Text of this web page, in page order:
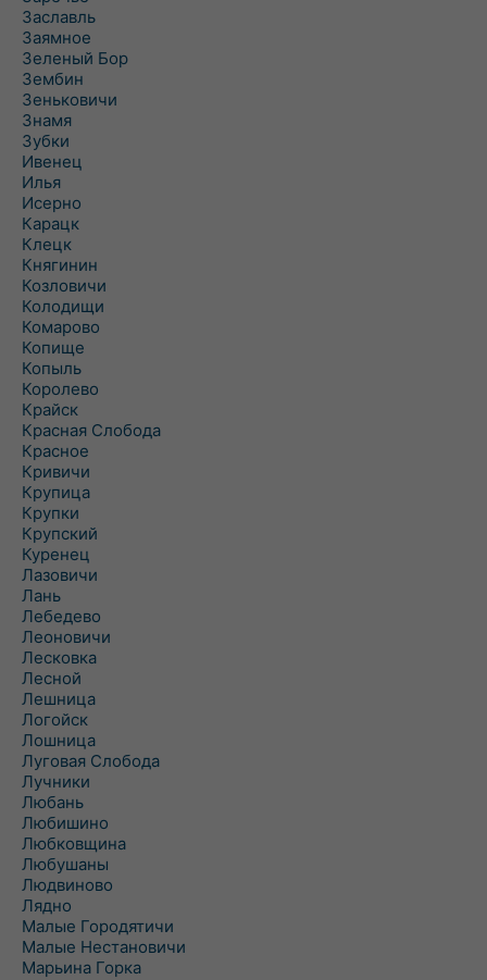
Заславль
Заямное
Зеленый Бор
Зембин
Зеньковичи
Знамя
Зубки
Ивенец
Илья
Исерно
Карацк
Клецк
Княгинин
Козловичи
Колодищи
Комарово
Копище
Копыль
Королево
Крайск
Красная Слобода
Красное
Кривичи
Крупица
Крупки
Крупский
Куренец
Лазовичи
Лань
Лебедево
Леоновичи
Лесковка
Лесной
Лешница
Логойск
Лошница
Луговая Слобода
Лучники
Любань
Любишино
Любковщина
Любушаны
Людвиново
Лядно
Малые Городятичи
Малые Нестановичи
Марьина Горка